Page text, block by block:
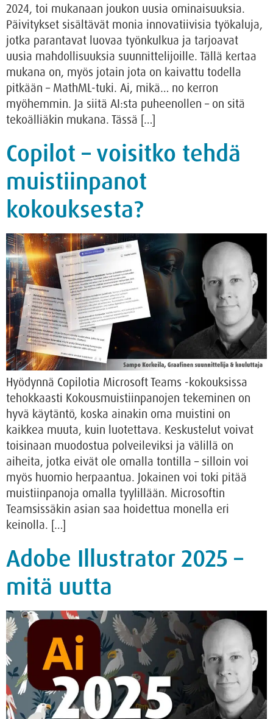
2024, toi mukanaan joukon uusia ominaisuuksia.
Päivitykset sisältävät monia innovatiivisia työkaluja,
jotka parantavat luovaa työnkulkua ja tarjoavat
uusia mahdollisuuksia suunnittelijoille. Tällä kertaa
mukana on, myös jotain jota on kaivattu todella
pitkään – MathML-tuki. Ai, mikä… no kerron
myöhemmin. Ja siitä AI:sta puheenollen – on sitä
tekoälliäkin mukana. Tässä […]
Copilot – voisitko tehdä
muistiinpanot
kokouksesta?
Hyödynnä Copilotia Microsoft Teams -kokouksissa
tehokkaasti Kokousmuistiinpanojen tekeminen on
hyvä käytäntö, koska ainakin oma muistini on
kaikkea muuta, kuin luotettava. Keskustelut voivat
toisinaan muodostua polveileviksi ja välillä on
aiheita, jotka eivät ole omalla tontilla – silloin voi
myös huomio herpaantua. Jokainen voi toki pitää
muistiinpanoja omalla tyylillään. Microsoftin
Teamsissäkin asian saa hoidettua monella eri
keinolla. […]
Adobe Illustrator 2025 –
mitä uutta